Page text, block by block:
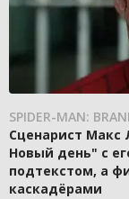
SPIDER-MAN:
Сценарист Макс
Новый день" с
подтекстом, а
каскадёрами